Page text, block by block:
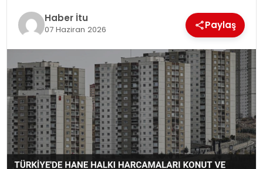
SPOR Haber İtu
07 Haziran 2026 Paylaş